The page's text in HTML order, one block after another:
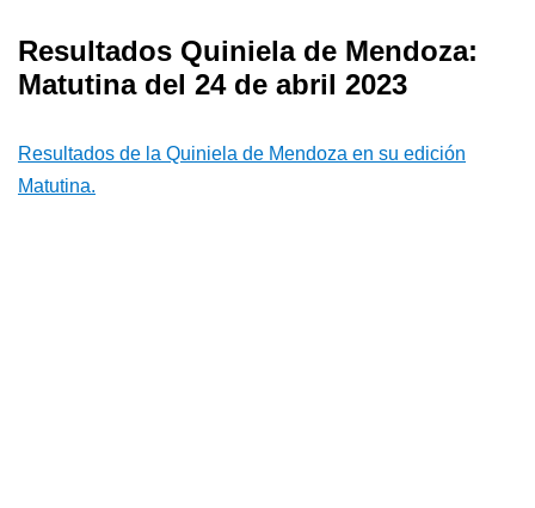
Resultados Quiniela de Mendoza:
Matutina del 24 de abril 2023
Resultados de la Quiniela de Mendoza en su edición
Matutina.